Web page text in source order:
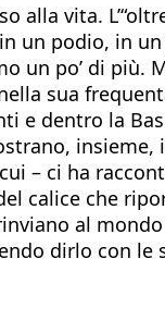
vita.
un podio, in
un po’ di più.
sua
e dentro la
– ci ha
calice che
al
dirlo con le